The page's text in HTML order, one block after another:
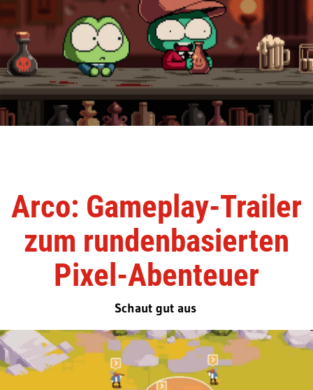
Arco: Gameplay-Trailer
zum rundenbasierten
Pixel-Abenteuer
Schaut gut aus